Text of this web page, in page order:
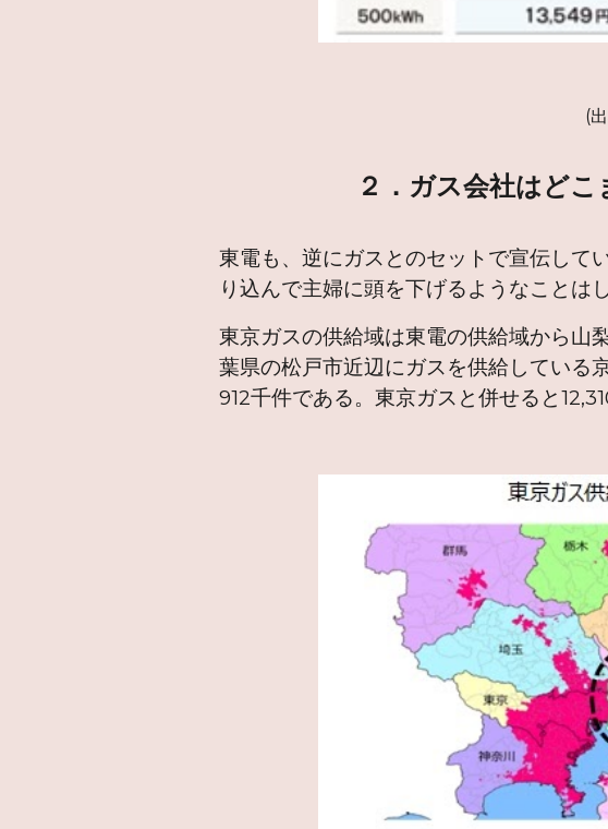
(出典)東京ガス
２．ガス会社はど
東電も、逆にガスとのセットで宣伝して
り込んで主婦に頭を下げるようなことは
東京ガスの供給域は東電の供給域から山
葉県の松戸市近辺にガスを供給している
912千件である。東京ガスと併せると